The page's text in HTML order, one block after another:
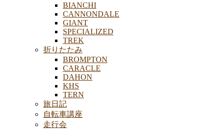
BIANCHI
CANNONDALE
GIANT
SPECIALIZED
TREK
折りたたみ
BROMPTON
CARACLE
DAHON
KHS
TERN
旅日記
自転車講座
走行会